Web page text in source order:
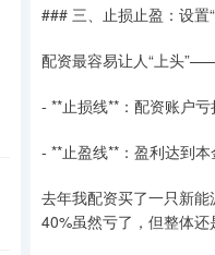
### 三、止损止盈：设置
配资最容易让人“上头
- **止损线**：配资账户
- **止盈线**：盈利达到
去年我配资买了一只新
40%虽然亏了，但整体还